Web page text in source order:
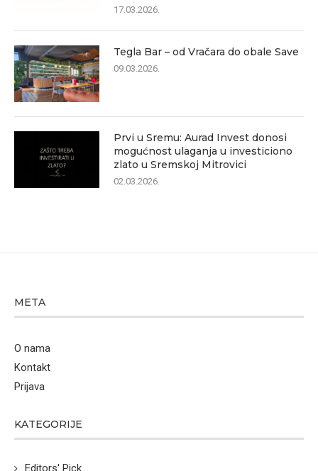
17.03.2026.
Tegla Bar – od Vračara do obale Save
09.03.2026.
Prvi u Sremu: Aurad Invest donosi
mogućnost ulaganja u investiciono
zlato u Sremskoj Mitrovici
02.03.2026.
META
O nama
Kontakt
Prijava
KATEGORIJE
Editors' Pick